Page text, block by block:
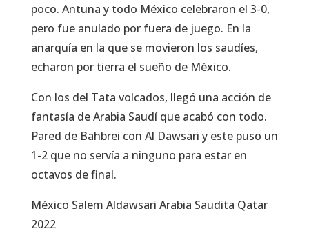
poco. Antuna y todo México celebraron el 3-0,
pero fue anulado por fuera de juego. En la
anarquía en la que se movieron los saudíes,
echaron por tierra el sueño de México.
Con los del Tata volcados, llegó una acción de
fantasía de Arabia Saudí que acabó con todo.
Pared de Bahbrei con Al Dawsari y este puso un
1-2 que no servía a ninguno para estar en
octavos de final.
México Salem Aldawsari Arabia Saudita Qatar
2022